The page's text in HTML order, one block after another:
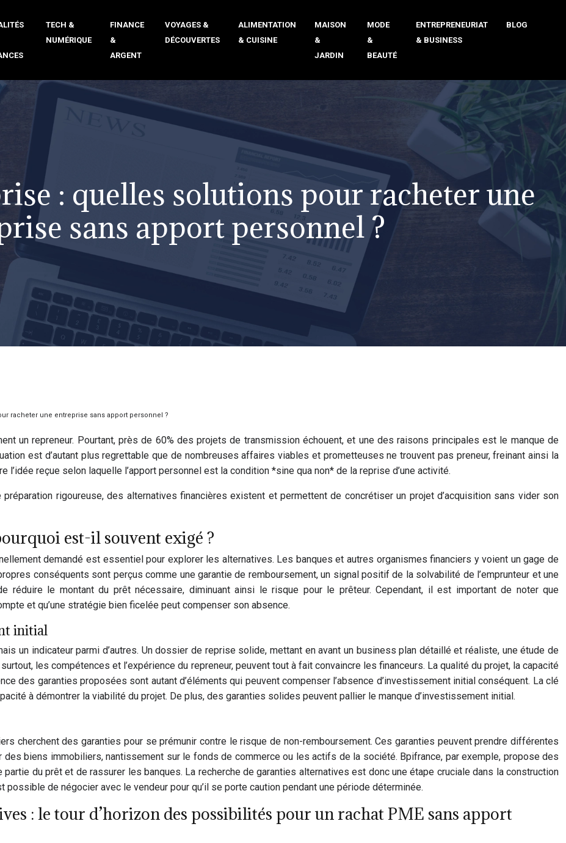
TECH &
NUMÉRIQUE
FINANCE
&
ARGENT
VOYAGES &
DÉCOUVERTES
ALIMENTATION
& CUISINE
MAISON
&
JARDIN
MODE
&
BEAUTÉ
ENTREPRENEURIAT
& BUSINESS
BLOG
: quelles solutions pour racheter une
sans apport personnel ?
racheter une entreprise sans apport personnel ?
un repreneur. Pourtant, près de 60% des projets de transmission échouent, et une des raisons principales est le manque de
est d’autant plus regrettable que de nombreuses affaires viables et prometteuses ne trouvent pas preneur, freinant ainsi la
reçue selon laquelle l’apport personnel est la condition *sine qua non* de la reprise d’une activité.
rigoureuse, des alternatives financières existent et permettent de concrétiser un projet d’acquisition sans vider son
est-il souvent exigé ?
demandé est essentiel pour explorer les alternatives. Les banques et autres organismes financiers y voient un gage de
conséquents sont perçus comme une garantie de remboursement, un signal positif de la solvabilité de l’emprunteur et une
réduire le montant du prêt nécessaire, diminuant ainsi le risque pour le prêteur. Cependant, il est important de noter que
et qu’une stratégie bien ficelée peut compenser son absence.
initial
un indicateur parmi d’autres. Un dossier de reprise solide, mettant en avant un business plan détaillé et réaliste, une étude de
les compétences et l’expérience du repreneur, peuvent tout à fait convaincre les financeurs. La qualité du projet, la capacité
des garanties proposées sont autant d’éléments qui peuvent compenser l’absence d’investissement initial conséquent. La clé
à démontrer la viabilité du projet. De plus, des garanties solides peuvent pallier le manque d’investissement initial.
cherchent des garanties pour se prémunir contre le risque de non-remboursement. Ces garanties peuvent prendre différentes
des biens immobiliers, nantissement sur le fonds de commerce ou les actifs de la société. Bpifrance, par exemple, propose des
du prêt et de rassurer les banques. La recherche de garanties alternatives est donc une étape cruciale dans la construction
de négocier avec le vendeur pour qu’il se porte caution pendant une période déterminée.
: le tour d’horizon des possibilités pour un rachat PME sans apport